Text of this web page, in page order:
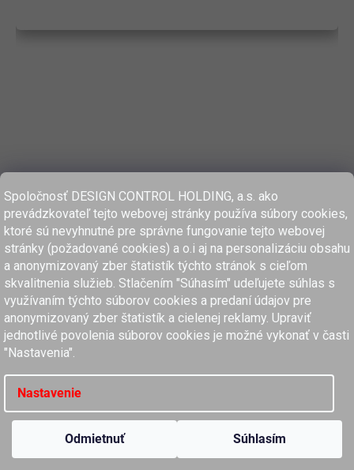
Spoločnosť DESIGN CONTROL HOLDING, a.s. ako
prevádzkovateľ tejto webovej stránky používa súbory cookies,
ktoré sú nevyhnutné pre správne fungovanie tejto webovej
stránky (požadované cookies) a o.i aj na personalizáciu obsahu
a anonymizovaný zber štatistík týchto stránok s cieľom
skvalitnenia služieb. Stlačením "Súhasím" udeľujete súhlas s
využívaním týchto súborov cookies a predaní údajov pre
anonymizovaný zber štatistík a cielenej reklamy. Upraviť
jednotlivé povolenia súborov cookies je možné vykonať v časti
"Nastavenia".
Nastavenie
Odmietnuť Súhlasím
www.dcholding.sk
women'secret
SPRINGFIELD